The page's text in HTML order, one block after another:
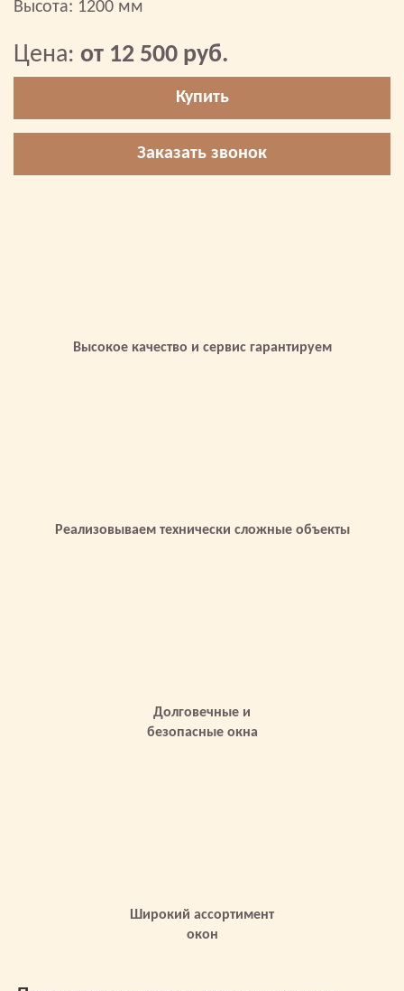
Высота: 1200 мм
Цена: от 12 500 руб.
Купить
Заказать звонок
Высокое качество и сервис гарантируем
Реализовываем технически сложные объекты
Долговечные и
безопасные окна
Широкий ассортимент
окон